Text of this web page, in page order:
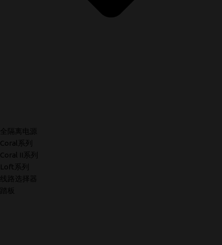
全隔离电源
Coral系列
Coral II系列
Loft系列
线路选择器
踏板